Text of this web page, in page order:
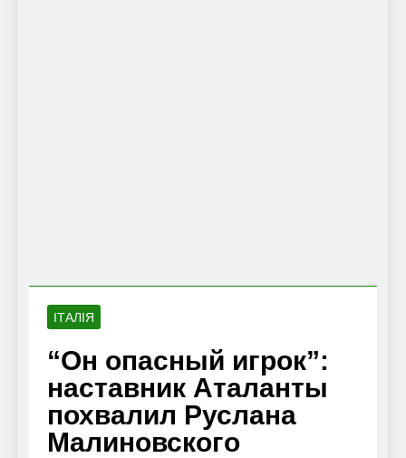
ІТАЛІЯ
“Он опасный игрок”:
наставник Аталанты
похвалил Руслана
Малиновского